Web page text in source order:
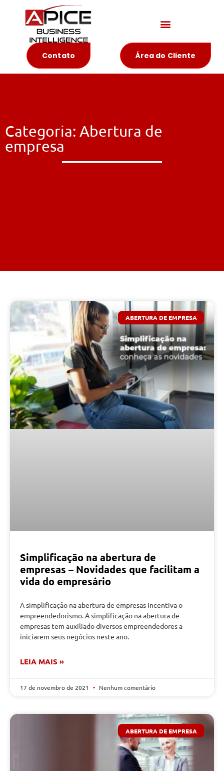
Contato Área do Cliente
Categoria: Abertura de
empresa
ABERTURA DE EMPRESA
Simplificação na abertura de
empresas – Novidades que facilitam a
vida do empresário
A simplificação na abertura de empresas incentiva o
empreendedorismo. A simplificação na abertura de
empresas tem auxiliado diversos empreendedores a
iniciarem seus negócios neste ano.
LEIA MAIS »
17 de novembro de 2021 Nenhum comentário
ABERTURA DE EMPRESA